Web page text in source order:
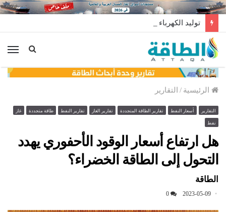
توليد الكهرباء بالغاز في الإمارات يرتفع للعام الثاني
الرئيسية / التقارير
التقارير أسعار النفط تقارير الطاقة المتجددة تقارير الغاز تقارير النفط طاقة متجددة غاز
نفط
هل ارتفاع أسعار الوقود الأحفوري يهدد
التحول إلى الطاقة الخضراء؟
الطاقة
2023-05-09
0